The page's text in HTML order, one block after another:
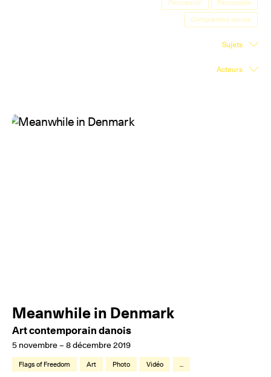
En
Percussion
Percussion
Compositeur danois
Sujets
Acteurs
Meanwhile in Denmark
Art contemporain danois
5 novembre – 8 décembre 2019
Flags of Freedom Art Photo Vidéo ...